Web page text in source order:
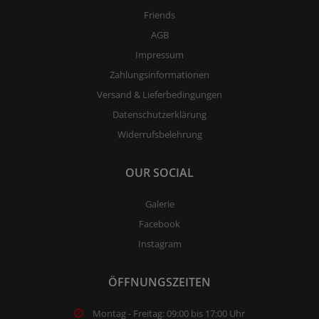
Friends
AGB
Impressum
Zahlungsinformationen
Versand & Lieferbedingungen
Datenschutzerklärung
Widerrufsbelehrung
OUR SOCIAL
Galerie
Facebook
Instagram
ÖFFNUNGSZEITEN
Montag - Freitag: 09:00 bis 17:00 Uhr